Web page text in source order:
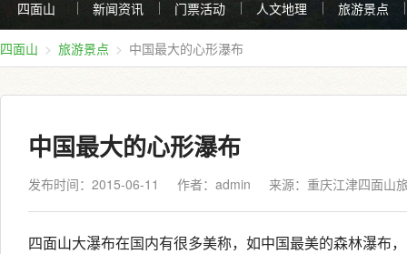
四面山 新闻资讯 门票活动 人文地理 旅游景点
四面山 旅游景点 中国最大的心形瀑布
中国最大的心形瀑布
发布时间：2015-06-11 作者：admin 来源： 重庆江津四面山
四面山大瀑布在国内有很多美称，如中国最美的森林瀑布